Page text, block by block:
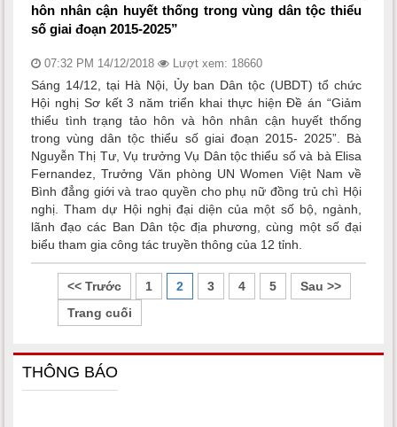
hôn nhân cận huyết thống trong vùng dân tộc thiểu
số giai đoạn 2015-2025”
07:32 PM 14/12/2018 Lượt xem: 18660
Sáng 14/12, tại Hà Nội, Ủy ban Dân tộc (UBDT) tổ chức
Hội nghị Sơ kết 3 năm triển khai thực hiện Đề án “Giảm
thiểu tình trạng tảo hôn và hôn nhân cận huyết thống
trong vùng dân tộc thiểu số giai đoạn 2015- 2025”. Bà
Nguyễn Thị Tư, Vụ trưởng Vụ Dân tộc thiểu số và bà Elisa
Fernandez, Trưởng Văn phòng UN Women Việt Nam về
Bình đẳng giới và trao quyền cho phụ nữ đồng trủ chì Hội
nghị. Tham dự Hội nghị đại diện của một số bộ, ngành,
lãnh đạo các Ban Dân tộc địa phương, cùng một số đại
biểu tham gia công tác truyền thông của 12 tỉnh.
<< Trước 1 2 3 4 5
Sau >>
Trang cuối
THÔNG BÁO